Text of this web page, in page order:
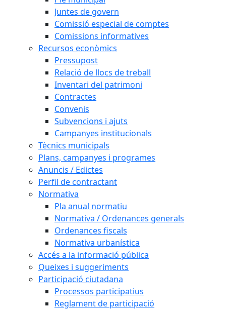
Juntes de govern
Comissió especial de comptes
Comissions informatives
Recursos econòmics
Pressupost
Relació de llocs de treball
Inventari del patrimoni
Contractes
Convenis
Subvencions i ajuts
Campanyes institucionals
Tècnics municipals
Plans, campanyes i programes
Anuncis / Edictes
Perfil de contractant
Normativa
Pla anual normatiu
Normativa / Ordenances generals
Ordenances fiscals
Normativa urbanística
Accés a la informació pública
Queixes i suggeriments
Participació ciutadana
Processos participatius
Reglament de participació